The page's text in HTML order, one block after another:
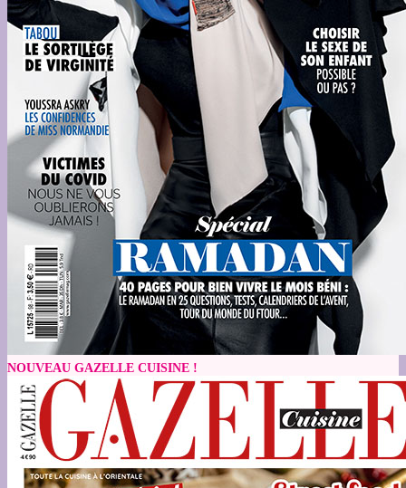
NOUVEAU GAZELLE CUISINE !